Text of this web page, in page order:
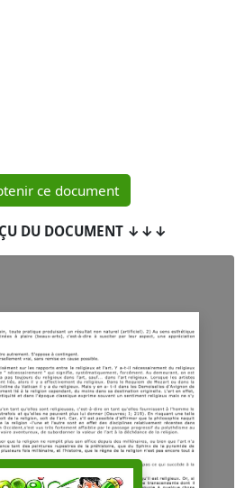
ce document
DU DOCUMENT ↓↓↓